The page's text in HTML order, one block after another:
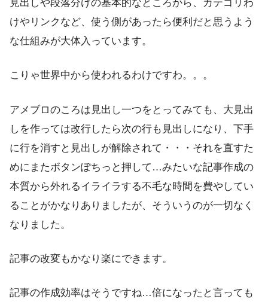
見出しや段落分けの基本的なところから、カテゴリわ
けやリンクなど、使う側があったら便利だと思うよう
な仕組みが大体入っています。
こりゃ世界中から使われるわけですわ。。。
アメブロのころは見出し一つをとってみても、大見出
しを作っては改行したら次の行も見出しになり、下手
に行を消すと見出しが解除されて・・・それを直すた
めにまたボタンぽちっと押して…みたいな記事作成の
本質から外れるイライラする不毛な時間を費やしてい
ることがかなりありましたが、そういうのが一切なく
なりました。
記事の改変もかなり楽にできます。
記事の作成効率はそうですね…倍になったと言っても